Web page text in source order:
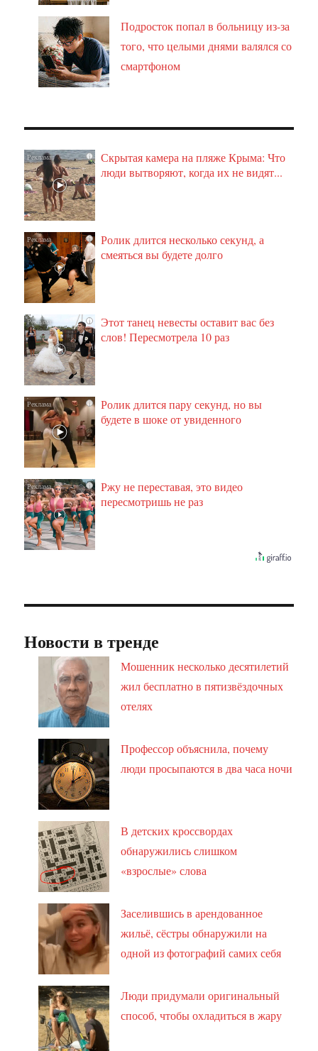
Подросток попал в больницу из-за
того, что целыми днями валялся со
смартфоном
i
Скрытая камера на пляже Крыма: Что
люди вытворяют, когда их не видят...
i
Ролик длится несколько секунд, а
смеяться вы будете долго
i
Этот танец невесты оставит вас без
слов! Пересмотрела 10 раз
i
Ролик длится пару секунд, но вы
будете в шоке от увиденного
i
Ржу не переставая, это видео
пересмотришь не раз
Новости в тренде
Мошенник несколько десятилетий
жил бесплатно в пятизвёздочных
отелях
Профессор объяснила, почему
люди просыпаются в два часа ночи
В детских кроссвордах
обнаружились слишком
«взрослые» слова
Заселившись в арендованное
жильё, сёстры обнаружили на
одной из фотографий самих себя
Люди придумали оригинальный
способ, чтобы охладиться в жару